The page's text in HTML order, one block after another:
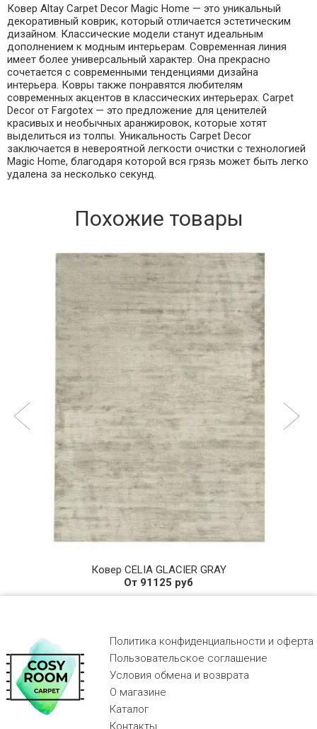
Ковер Altay Carpet Decor Magic Home — это уникальный
декоративный коврик, который отличается эстетическим
дизайном. Классические модели станут идеальным
дополнением к модным интерьерам. Современная линия
имеет более универсальный характер. Она прекрасно
сочетается с современными тенденциями дизайна
интерьера. Ковры также понравятся любителям
современных акцентов в классических интерьерах. Carpet
Decor от Fargotex — это предложение для ценителей
красивых и необычных аранжировок, которые хотят
выделиться из толпы. Уникальность Carpet Decor
заключается в невероятной легкости очистки с технологией
Magic Home, благодаря которой вся грязь может быть легко
удалена за несколько секунд.
Похожие товары
Ковер CELIA GLACIER GRAY
От 91125 руб
Политика конфиденциальности и оферта
Пользовательское соглашение
Условия обмена и возврата
О магазине
Каталог
Контакты